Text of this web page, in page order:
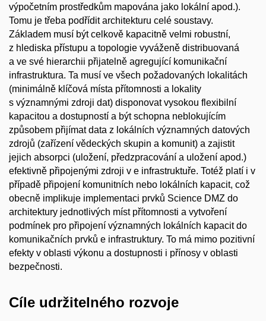
výpočetním prostředkům mapována jako lokální apod.).
Tomu je třeba podřídit architekturu celé soustavy.
Základem musí být celkově kapacitně velmi robustní,
z hlediska přístupu a topologie vyváženě distribuovaná
a ve své hierarchii přijatelně agregující komunikační
infrastruktura. Ta musí ve všech požadovaných lokalitách
(minimálně klíčová místa přítomnosti a lokality
s významnými zdroji dat) disponovat vysokou flexibilní
kapacitou a dostupností a být schopna neblokujícím
způsobem přijímat data z lokálních významných datových
zdrojů (zařízení vědeckých skupin a komunit) a zajistit
jejich absorpci (uložení, předzpracování a uložení apod.)
efektivně připojenými zdroji v e infrastruktuře. Totéž platí i v
případě připojení komunitních nebo lokálních kapacit, což
obecně implikuje implementaci prvků Science DMZ do
architektury jednotlivých míst přítomnosti a vytvoření
podmínek pro připojení významných lokálních kapacit do
komunikačních prvků e infrastruktury. To má mimo pozitivní
efekty v oblasti výkonu a dostupnosti i přínosy v oblasti
bezpečnosti.
Cíle udržitelného rozvoje